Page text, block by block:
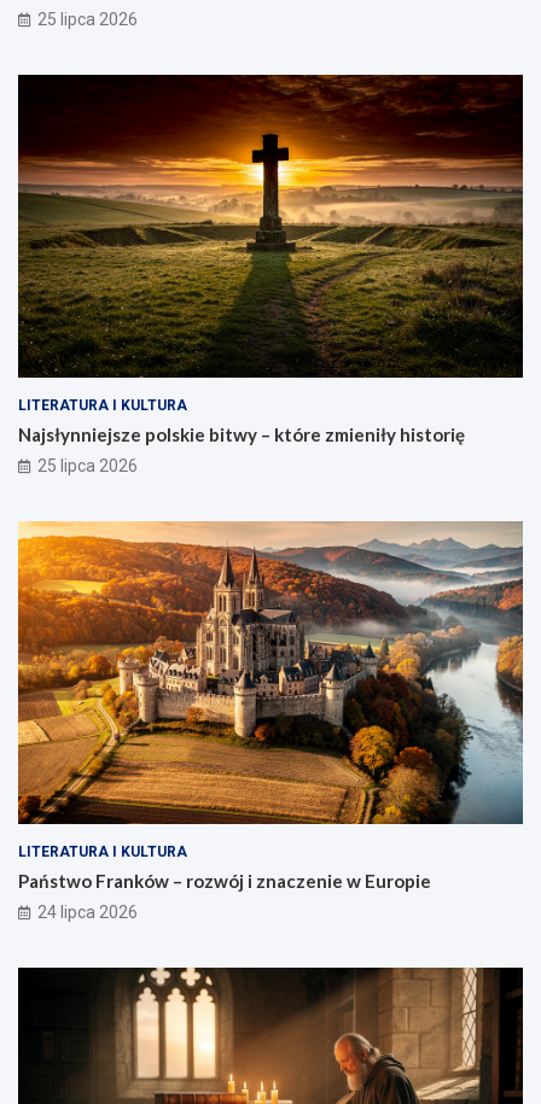
25 lipca 2026
LITERATURA I KULTURA
Najsłynniejsze polskie bitwy – które zmieniły historię
25 lipca 2026
LITERATURA I KULTURA
Państwo Franków – rozwój i znaczenie w Europie
24 lipca 2026